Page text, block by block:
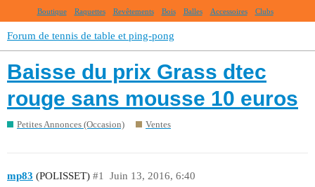
Boutique Raquettes Revêtements Bois Balles Accessoires Clubs
Forum de tennis de table et ping-pong
Baisse du prix Grass dtec
rouge sans mousse 10 euros
Petites Annonces (Occasion) Ventes
mp83 (POLISSET) Juin 13, 2016, 6:40
#1